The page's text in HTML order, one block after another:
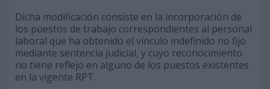
Dicha modificación consiste en la incorporación de
los puestos de trabajo correspondientes al personal
laboral que ha obtenido el vínculo indefinido no fijo
mediante sentencia judicial, y cuyo reconocimiento
no tiene reflejo en alguno de los puestos existentes
en la vigente RPT.